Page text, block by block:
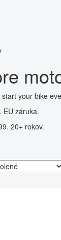
start your bike
EU záruka.
20+ rokov.